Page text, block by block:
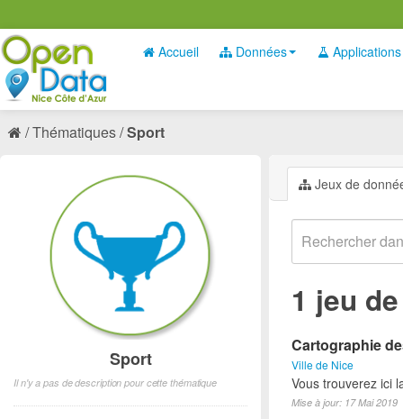
Accueil Données Applications
Thématiques Sport
Jeux de
1 jeu
Cartographie
Ville de Nice
Vous trouverez ici
Mise à jour: 17 Mai 2019
Sport
Il n'y a pas de description pour cette thématique